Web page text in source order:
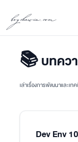
boychawin.com
📚 บทคว
เล่าเรื่องการพัฒนาและเท
Dev Env